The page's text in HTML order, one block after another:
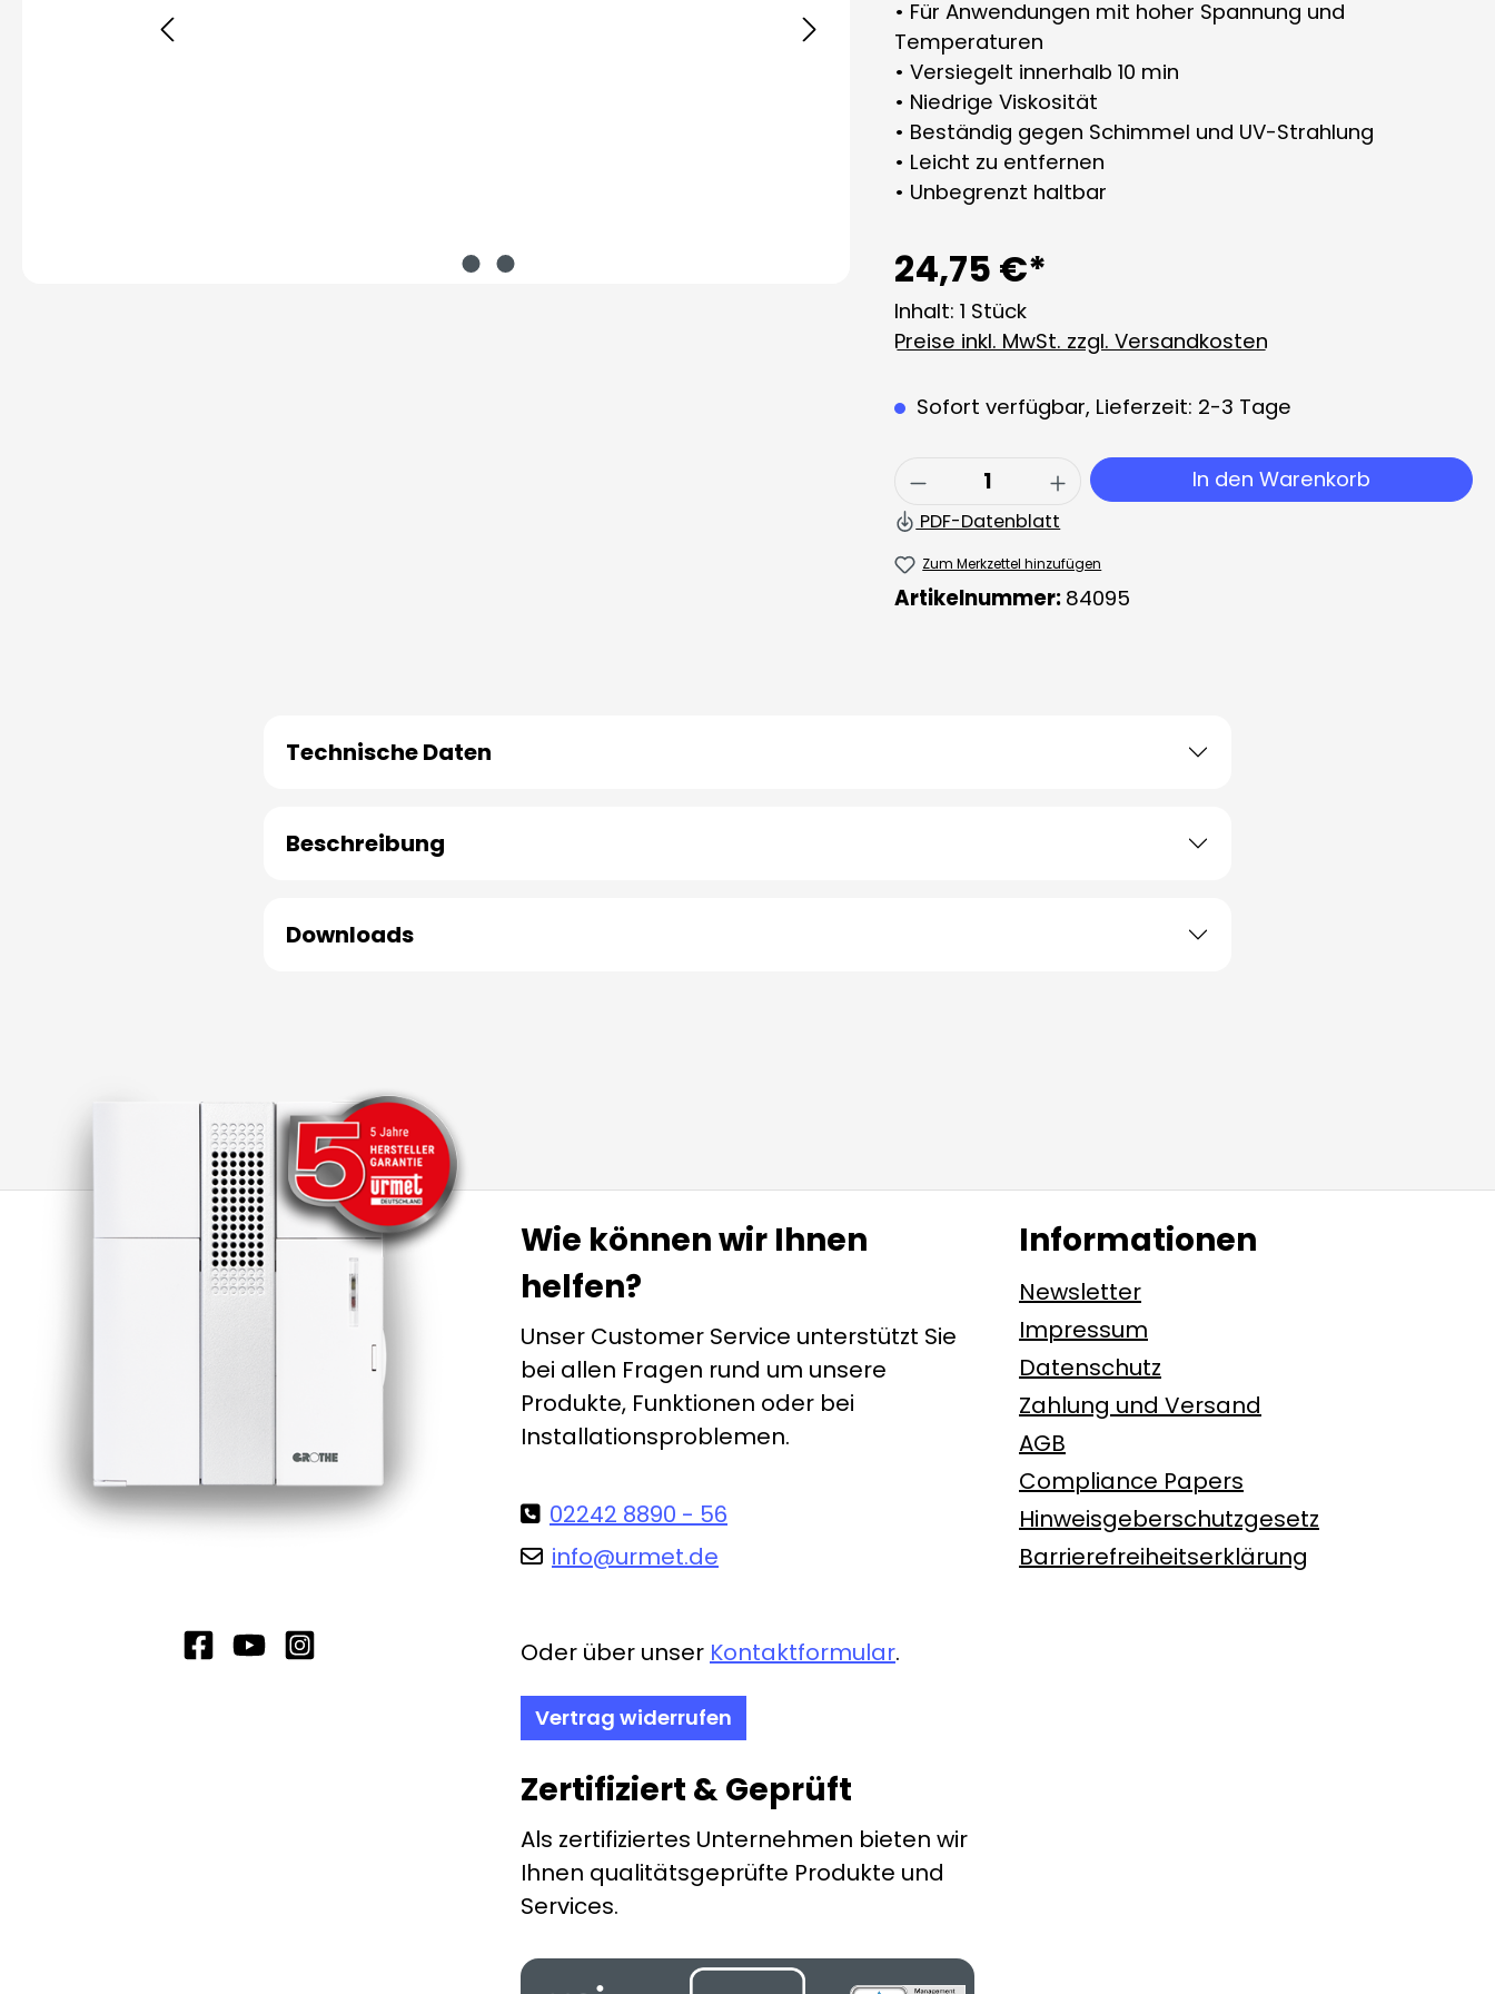
• Für Anwendungen mit hoher Spannung und
Temperaturen
• Versiegelt innerhalb 10 min
• Niedrige Viskosität
• Beständig gegen Schimmel und UV-Strahlung
• Leicht zu entfernen
• Unbegrenzt haltbar
24,75 €*
Inhalt: 1 Stück
Preise inkl. MwSt. zzgl. Versandkosten
Sofort verfügbar, Lieferzeit: 2-3 Tage
Produkt Anzahl: Gib den gewünschten
In den Warenkorb
PDF-Datenblatt
Zum Merkzettel hinzufügen
Artikelnummer: 84095
Technische Daten
Beschreibung
Downloads
Wie können wir Ihnen
helfen?
Unser Customer Service unterstützt Sie
bei allen Fragen rund um unsere
Produkte, Funktionen oder bei
Installationsproblemen.
02242 8890 - 56
info@urmet.de
Oder über unser Kontaktformular.
Vertrag widerrufen
Zertifiziert & Geprüft
Als zertifiziertes Unternehmen bieten wir
Ihnen qualitätsgeprüfte Produkte und
Services.
Informationen
Newsletter
Impressum
Datenschutz
Zahlung und Versand
AGB
Compliance Papers
Hinweisgeberschutzgesetz
Barrierefreiheitserklärung